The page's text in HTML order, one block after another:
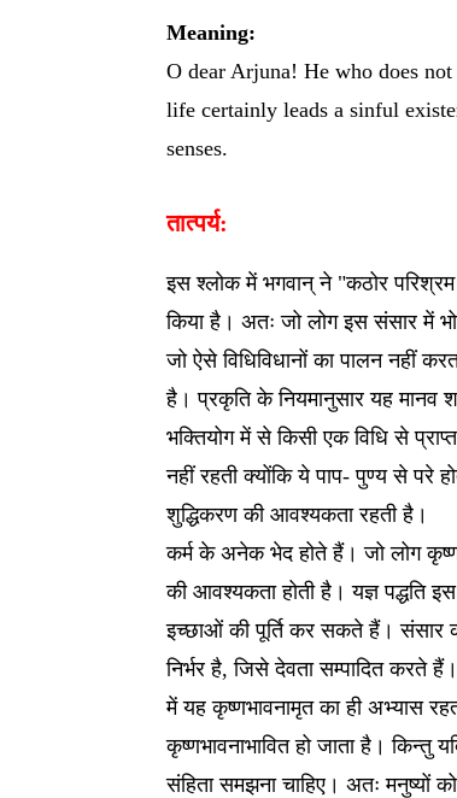
Meaning:
O dear Arjuna! He who does
life certainly leads a sinful
senses.
तात्पर्य:
इस श्लोक में भगवान् ने "कठोर परिश्रम
किया है। अतः जो लोग इस संसार में
जो ऐसे विधिविधानों का पालन नहीं
है। प्रकृति के नियमानुसार यह मानव
भक्तियोग में से किसी एक विधि से
नहीं रहती क्योंकि ये पाप- पुण्य से परे
शुद्धिकरण की आवश्यकता रहती है।
कर्म के अनेक भेद होते हैं। जो लोग
की आवश्यकता होती है। यज्ञ पद्धति
इच्छाओं की पूर्ति कर सकते हैं। संसार
निर्भर है, जिसे देवता सम्पादित करते
में यह कृष्णभावनामृत का ही अभ्यास
कृष्णभावनाभावित हो जाता है। किन्तु
संहिता समझना चाहिए। अतः मनुष्यों